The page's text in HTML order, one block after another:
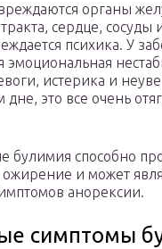
органы
сердце, сосуды
психика. У
эмоциональная
истерика и
дне, это все очень
булимия способно
и может
анорексии.
симптомы